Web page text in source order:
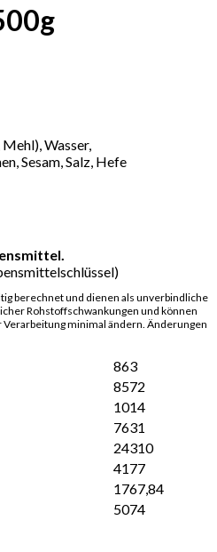
Wasser,
Sesam, Salz, Hefe
berechnet und dienen als unverbindliche
Rohstoffschwankungen und können
minimal ändern. Änderungen
863
8572
1014
7631
24310
4177
1767,84
5074